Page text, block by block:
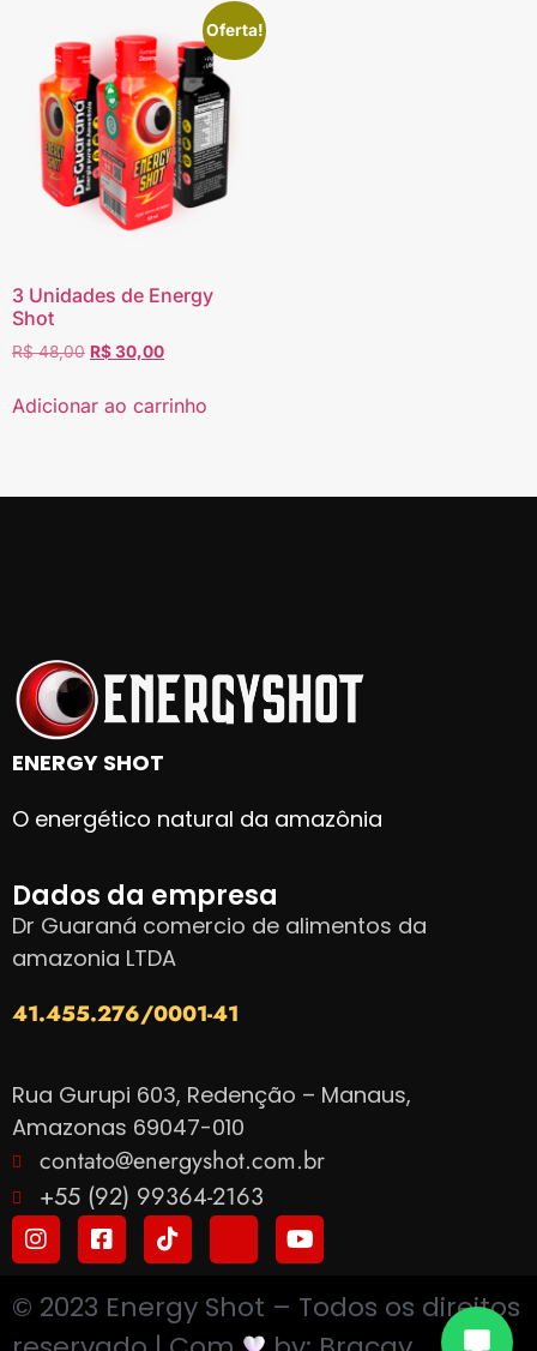
Oferta!
3 Unidades de Energy
Shot
R$48,00 R$30,00
Adicionar ao carrinho
ENERGY SHOT
O energético natural da amazônia
Dados da empresa
Dr Guaraná comercio de alimentos da
amazonia LTDA
41.455.276/0001-41
Rua Gurupi 603, Redenção – Manaus,
Amazonas 69047-010
contato@energyshot.com.br
+55 (92) 99364-2163
© 2023 Energy Shot – Todos os direitos